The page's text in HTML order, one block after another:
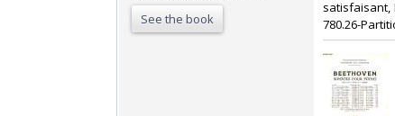
See the book
satisfaisant,
780.26-